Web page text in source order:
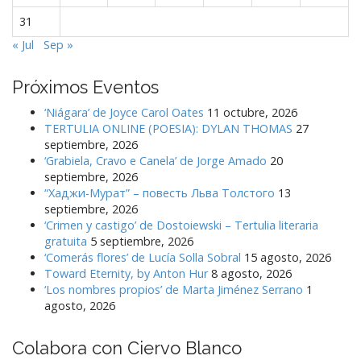
31
« Jul
Sep »
Próximos Eventos
‘Niágara’ de Joyce Carol Oates 11 octubre, 2026
TERTULIA ONLINE (POESIA): DYLAN THOMAS 27
septiembre, 2026
‘Grabiela, Cravo e Canela’ de Jorge Amado 20
septiembre, 2026
“Хаджи-Мурат” – повесть Льва Толстого 13
septiembre, 2026
‘Crimen y castigo’ de Dostoiewski – Tertulia literaria
gratuita 5 septiembre, 2026
‘Comerás flores’ de Lucía Solla Sobral 15 agosto, 2026
Toward Eternity, by Anton Hur 8 agosto, 2026
‘Los nombres propios’ de Marta Jiménez Serrano 1
agosto, 2026
Colabora con Ciervo Blanco